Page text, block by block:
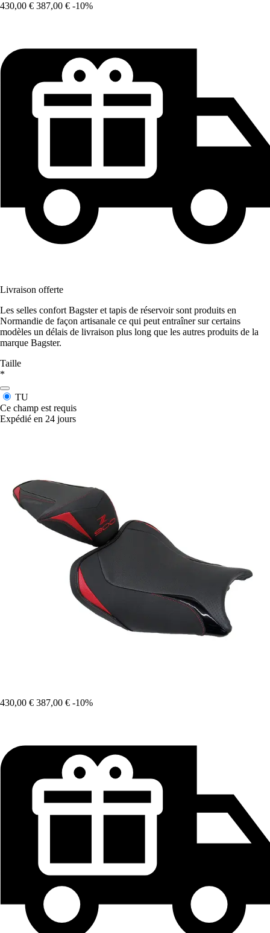
430,00 € 387,00 € -10%
Livraison offerte
Les selles confort Bagster et tapis de réservoir sont produits en
Normandie de façon artisanale ce qui peut entraîner sur certains
modèles un délais de livraison plus long que les autres produits de la
marque Bagster.
Taille
*
TU
Ce champ est requis
Expédié en 24 jours
430,00 € 387,00 € -10%